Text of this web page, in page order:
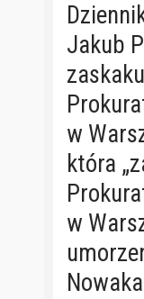
Jakub
w
która
w